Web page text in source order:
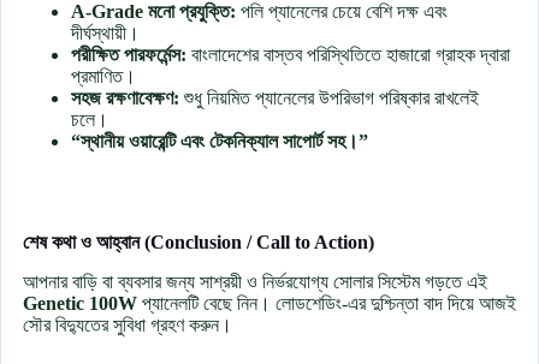
A-Grade মনো প্রযুক্তি: পলি প্যানেলের চেয়ে বেশি দক্ষ এবং
দীর্ঘস্থায়ী।
পরীক্ষিত পারফর্মেন্স: বাংলাদেশের বাস্তব পরিস্থিতিতে হাজারো গ্রাহক দ্বারা
প্রমাণিত।
সহজ রক্ষণাবেক্ষণ: শুধু নিয়মিত প্যানেলের উপরিভাগ পরিষ্কার রাখলেই
চলে।
“স্থানীয় ওয়ারেন্টি এবং টেকনিক্যাল সাপোর্ট সহ।”
শেষ কথা ও আহ্বান (Conclusion / Call to Action)
আপনার বাড়ি বা ব্যবসার জন্য সাশ্রয়ী ও নির্ভরযোগ্য সোলার সিস্টেম গড়তে এই
Genetic 100W প্যানেলটি বেছে নিন। লোডশেডিং-এর দুশ্চিন্তা বাদ দিয়ে আজই
সৌর বিদ্যুতের সুবিধা গ্রহণ করুন।